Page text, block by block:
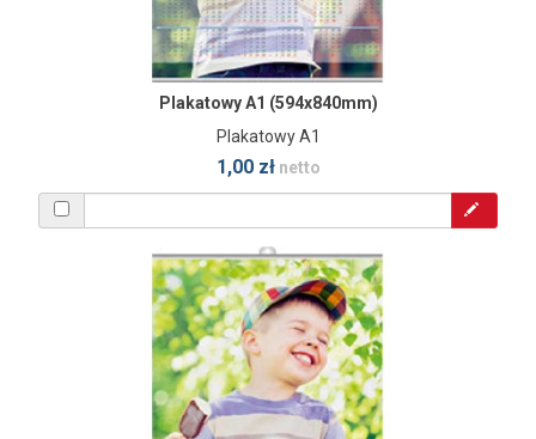
Plakatowy A1 (594x840mm)
Plakatowy A1
1,00 złnetto